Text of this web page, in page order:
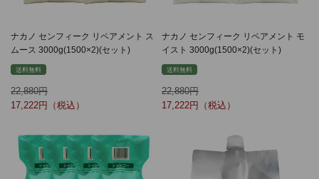
ナカノ センフィーク リペアメント ス
ムース 3000g(1500×2)(セット)
送料無料
22,880
17,222
ナカノ センフィーク リペアメント モ
イスト 3000g(1500×2)(セット)
送料無料
22,880
17,222